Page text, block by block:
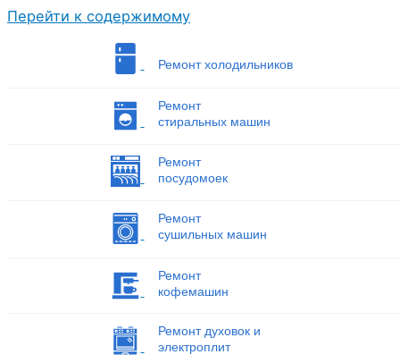
Перейти к содержимому
Ремонт холодильников
Ремонт
стиральных машин
Ремонт
посудомоек
Ремонт
сушильных машин
Ремонт
кофемашин
Ремонт духовок и
электроплит